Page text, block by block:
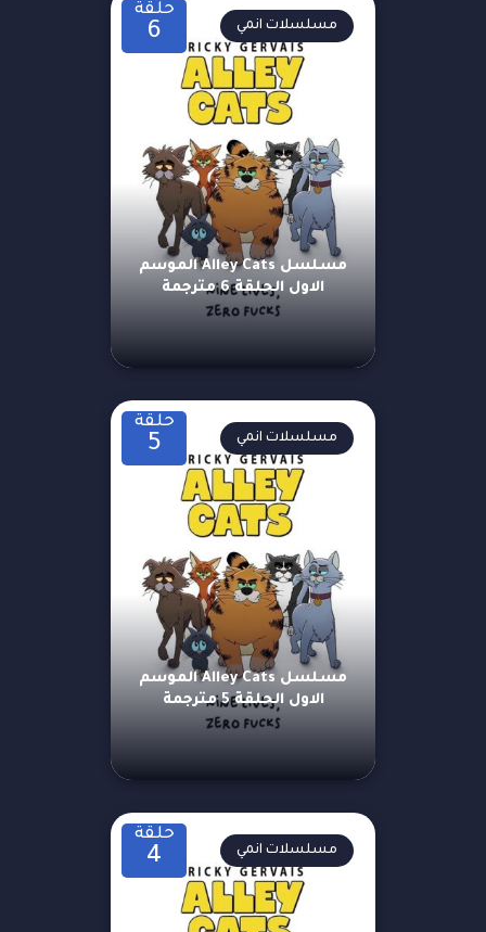
حلقة
6
مسلسل Alley Cats الموسم
الاول الحلقة 6 مترجمة
مسلسلات انمي
حلقة
5
مسلسل Alley Cats الموسم
الاول الحلقة 5 مترجمة
مسلسلات انمي
حلقة
4 مسلسلات انمي